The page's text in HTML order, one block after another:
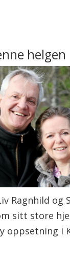
helgen
Ragnhild
sitt store
oppsetning i